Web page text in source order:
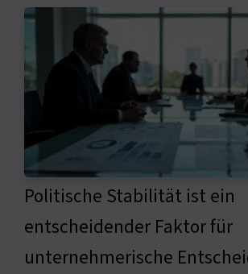
Politische Stabilität ist ein
entscheidender Faktor für
unternehmerische